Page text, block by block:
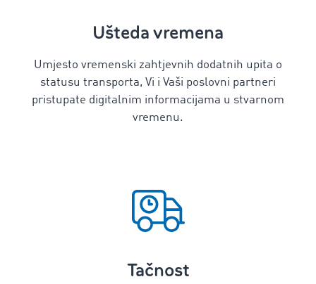
Ušteda vremena
Umjesto vremenski zahtjevnih dodatnih upita o
statusu transporta, Vi i Vaši poslovni partneri
pristupate digitalnim informacijama u stvarnom
vremenu.
Tačnost